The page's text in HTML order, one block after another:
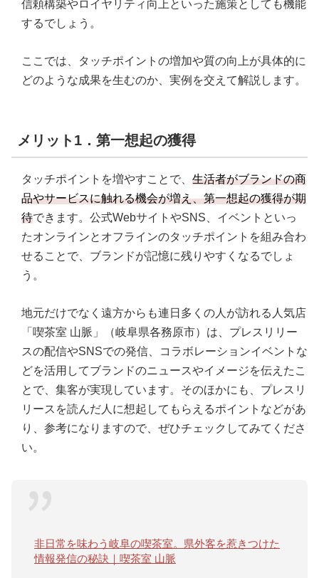
信頼構築やロイヤリティ向上といった施策としても機能
するでしょう。
ここでは、タッチポイントの増加や質の向上が具体的に
どのような成果を生むのか、実例を交えて解説します。
メリット1．第一想起の獲得
タッチポイントを増やすことで、 生活者がブランドの商
品やサービスに触れる機会が増え、第一想起の獲得が期
待できます。公式WebサイトやSNS、イベントといっ
たオンラインとオフラインのタッチポイントを組み合わ
せることで、ブランドが記憶に残りやすくなるでしょ
う。
地元だけでなく遠方からも連日多くの人が訪れる人気店
「喫茶室 山脈」（岐阜県各務原市）は、プレスリリー
スの配信やSNSでの発信、コラボレーションイベントな
どを活用してブランドのニュースやイメージを伝えたこ
とで、集客が実現しています。そのほかにも、プレスリ
リースを読んだ人に想起してもらえるポイントなどがあ
り、参考になりますので、ぜひチェックしてみてくださ
い。
非日常を味わう岐阜の喫茶室。県外客を惹きつけた
情報発信の秘訣｜喫茶室 山脈